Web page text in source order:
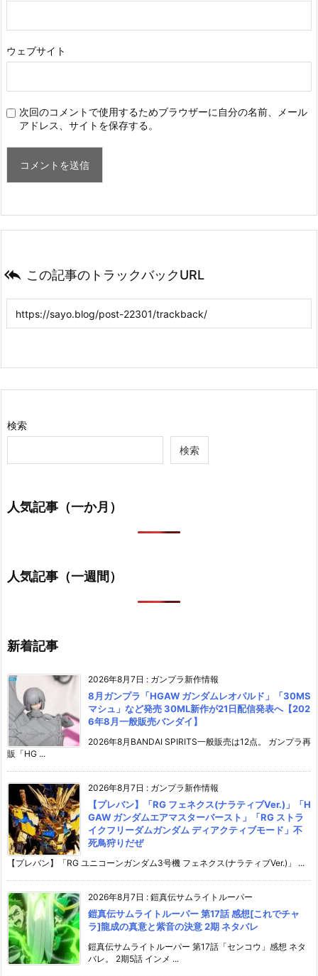
ウェブサイト
次回のコメントで使用するためブラウザーに自分の名前、メール
アドレス、サイトを保存する。
 この記事のトラックバックURL
検索
検索
人気記事（一か月）
人気記事（一週間）
新着記事
2026年8月7日 : ガンプラ新作情報
8月ガンプラ「HGAW ガンダムレオパルド」「30MS
マシュ」など発売 30ML新作が21日配信発表へ【202
6年8月一般販売バンダイ】
2026年8月BANDAI SPIRITS一般販売は12点。 ガンプラ再
販「HG ...
2026年8月7日 : ガンプラ新作情報
【プレバン】「RG フェネクス(ナラティブVer.)」「H
GAW ガンダムエアマスターバースト」「RG ストラ
イクフリーダムガンダム ディアクティブモード」不
死鳥狩りだぜ
【プレバン】「RG ユニコーンガンダム3号機 フェネクス(ナラティブVer.)」 ...
2026年8月7日 : 鎧真伝サムライトルーパー
鎧真伝サムライトルーパー 第17話 感想[これでチャ
ラ]龍成の真意と紫音の決意 2期 ネタバレ
鎧真伝サムライトルーパー 第17話「センコウ」感想 ネタ
バレ。 2期5話 インメ ...